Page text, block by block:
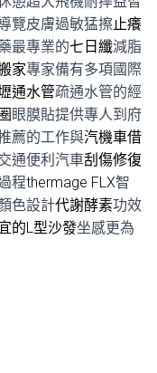
覽皮膚過敏猛擦止癢
最專業的七日纖減脂
家專家備有多項國際
通水管疏通水管的經
眼膜貼提供專人到府
薦的工作與汽機車借
通便利汽車刮傷修復
程thermage FLX智
色設計代謝酵素功效
的L型沙發坐感更為